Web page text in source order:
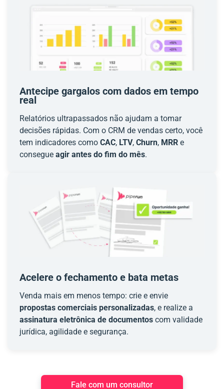
Antecipe gargalos com dados em tempo
real
Relatórios ultrapassados não ajudam a tomar
decisões rápidas. Com o CRM de vendas certo, você
tem indicadores como CAC, LTV, Churn, MRR e
consegue agir antes do fim do mês.
Acelere o fechamento e bata metas
Venda mais em menos tempo: crie e envie
propostas comerciais personalizadas, e realize a
assinatura eletrônica de documentos com validade
jurídica, agilidade e segurança.
Fale com um consultor